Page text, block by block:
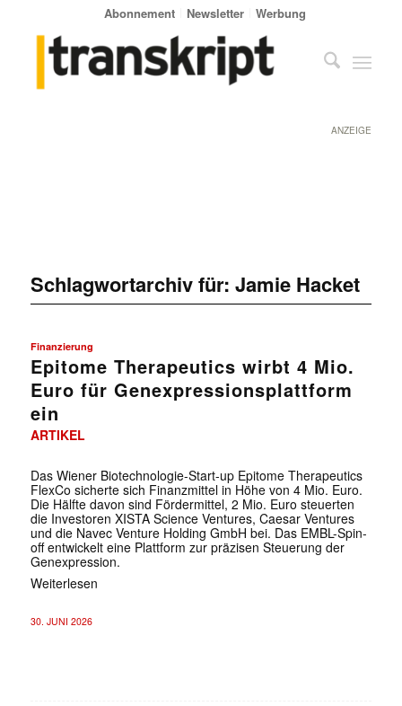
Abonnement Newsletter Werbung
ANZEIGE
Schlagwortarchiv für: Jamie Hacket
Finanzierung
Epitome Therapeutics wirbt 4 Mio.
Euro für Genexpressionsplattform
ein
ARTIKEL
Das Wiener Biotechnologie-Start-up Epitome Therapeutics
FlexCo sicherte sich Finanzmittel in Höhe von 4 Mio. Euro.
Die Hälfte davon sind Fördermittel, 2 Mio. Euro steuerten
die Investoren XISTA Science Ventures, Caesar Ventures
und die Navec Venture Holding GmbH bei. Das EMBL-Spin-
off entwickelt eine Plattform zur präzisen Steuerung der
Genexpression.
Weiterlesen
30. JUNI 2026